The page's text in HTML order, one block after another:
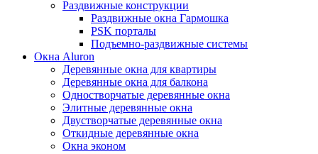
Раздвижные конструкции
Раздвижные окна Гармошка
PSK порталы
Подъемно-раздвижные системы
Окна Aluron
Деревянные окна для квартиры
Деревянные окна для балкона
Одностворчатые деревянные окна
Элитные деревянные окна
Двустворчатые деревянные окна
Откидные деревянные окна
Окна эконом